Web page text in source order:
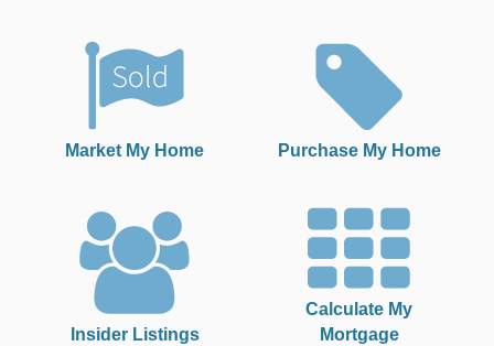
Market My Home Purchase My Home
Insider Listings
Calculate My
Mortgage